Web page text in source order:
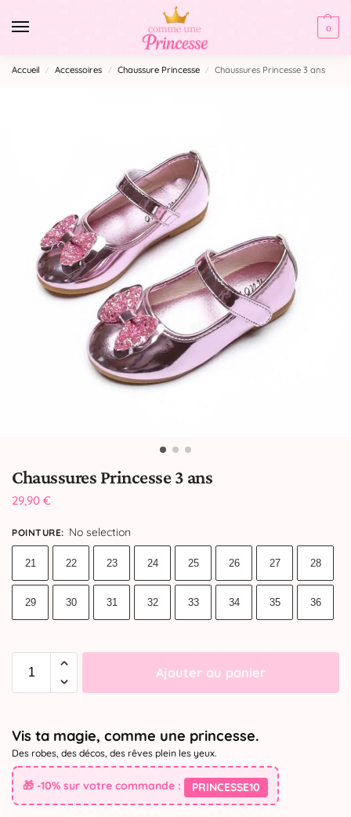
0
Accueil / Accessoires / Chaussure Princesse / Chaussures Princesse 3 ans
Chaussures Princesse 3 ans
29,90 €
POINTURE: No selection
21 22 23 24 25 26 27 28
29 30 31 32 33 34 35 36
Ajouter au panier
Vis ta magie, comme une princesse.
Des robes, des décos, des rêves plein les yeux.
🎁 -10% sur votre commande : PRINCESSE10